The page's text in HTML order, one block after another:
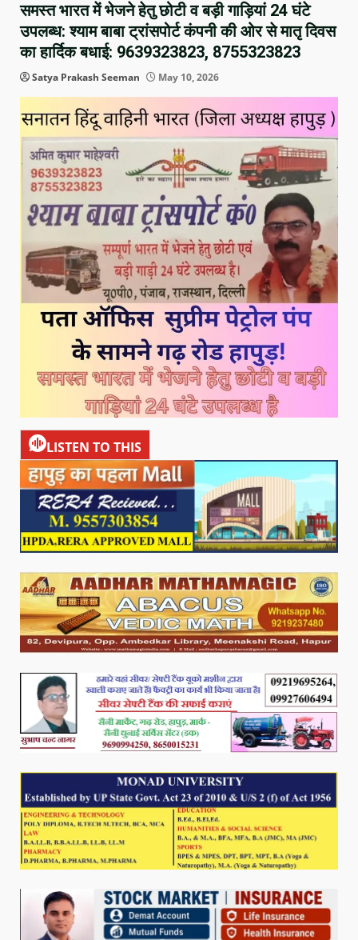
समस्त भारत में भेजने हेतु छोटी व बड़ी गाड़ियां 24 घंटे
उपलब्ध: श्याम बाबा ट्रांसपोर्ट कंपनी की ओर से मातृ दिवस
का हार्दिक बधाई: 9639323823, 8755323823
Satya Prakash Seeman May 10, 2026
LISTEN TO THIS